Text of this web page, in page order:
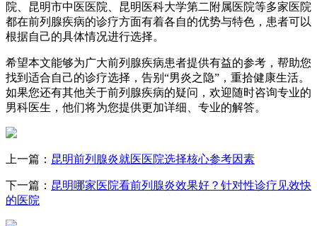
院、昆明市中医医院、昆明医科大学第二附属医院等多家医院
都在前列腺疾病的诊疗方面有着各自的优势与特色，患者可以
根据自己的具体情况进行选择。
希望本文能够为广大前列腺疾病患者提供有益的参考，帮助您
找到适合自己的诊疗选择，告别“男炎之隐”，重拾健康生活。
如果您还有其他关于前列腺疾病的疑问，欢迎随时咨询专业的
男科医生，他们将为您提供更加详细、专业的解答。
上一篇： 昆明前列腺炎就医医院选择核心参考因素
下一篇： 昆明哪家医院看前列腺炎效果好？针对性诊疗见效快
的医院